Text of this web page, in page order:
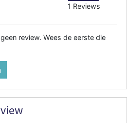
1 Reviews
review. Wees de eerste die